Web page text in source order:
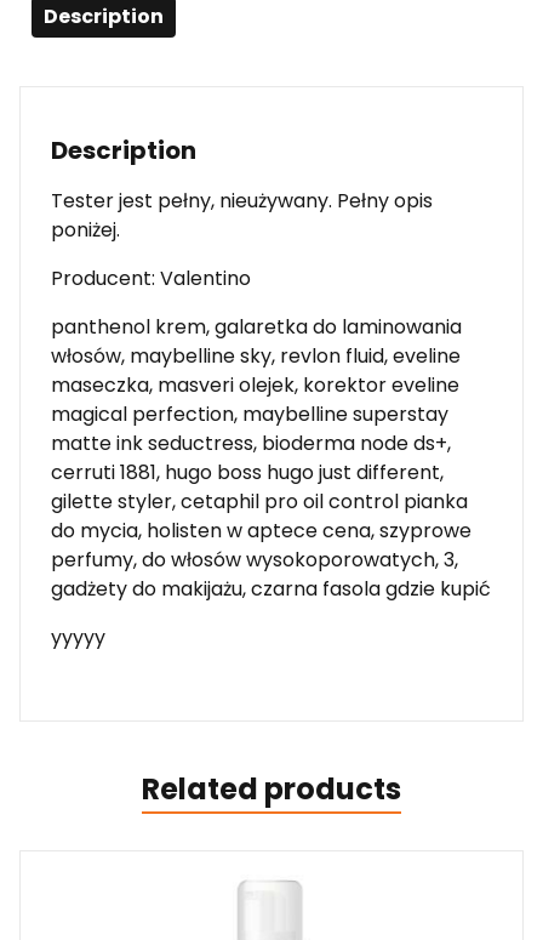
Description
Description
Tester jest pełny, nieużywany. Pełny opis
poniżej.
Producent: Valentino
panthenol krem, galaretka do laminowania
włosów, maybelline sky, revlon fluid, eveline
maseczka, masveri olejek, korektor eveline
magical perfection, maybelline superstay
matte ink seductress, bioderma node ds+,
cerruti 1881, hugo boss hugo just different,
gilette styler, cetaphil pro oil control pianka
do mycia, holisten w aptece cena, szyprowe
perfumy, do włosów wysokoporowatych, 3,
gadżety do makijażu, czarna fasola gdzie kupić
yyyyy
Related products